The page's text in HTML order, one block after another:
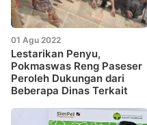
01 Agu 2022
Lestarikan Penyu,
Pokmaswas Reng Paseser
Peroleh Dukungan dari
Beberapa Dinas Terkait